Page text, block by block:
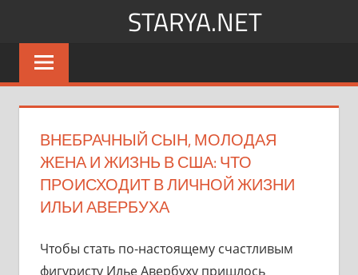
содержимому
STARYA.NET
Новости
шоу-
ВНЕБРАЧНЫЙ СЫН, МОЛОДАЯ
ЖЕНА И ЖИЗНЬ В США: ЧТО
ПРОИСХОДИТ В ЛИЧНОЙ ЖИЗНИ
ИЛЬИ АВЕРБУХА
Чтобы стать по-настоящему счастливым
фигуристу Илье Авербуху пришлось